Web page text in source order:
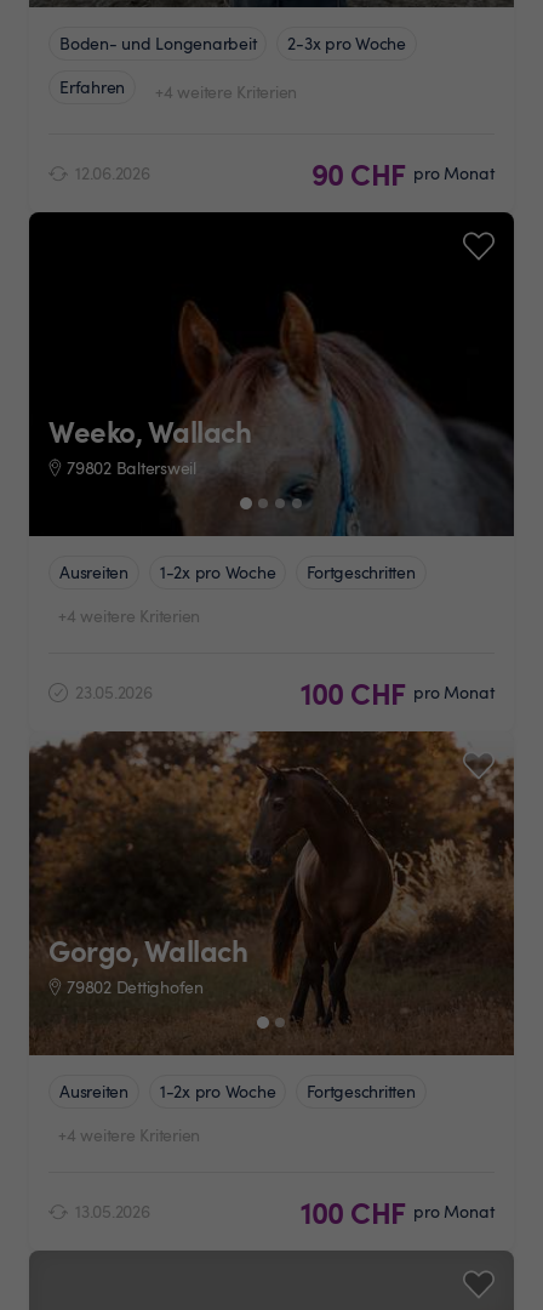
Boden- und Longenarbeit
2-3x pro Woche
Erfahren
+4 weitere Kriterien
12.06.2026 90 CHF pro Monat
Weeko, Wallach
79802 Baltersweil
Ausreiten 1-2x pro Woche
Fortgeschritten
+4 weitere Kriterien
23.05.2026 100 CHF pro Monat
Gorgo, Wallach
79802 Dettighofen
Ausreiten 1-2x pro Woche
Fortgeschritten
+4 weitere Kriterien
13.05.2026 100 CHF pro Monat